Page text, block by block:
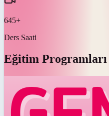
645+
Ders Saati
Eğitim Programları